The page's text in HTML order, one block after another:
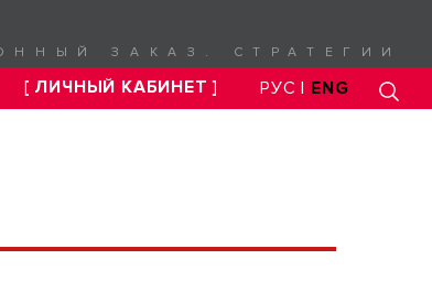
ЗАКАЗ. СТРАТЕГИИ
[ ЛИЧНЫЙ КАБИНЕТ ] РУС | ENG